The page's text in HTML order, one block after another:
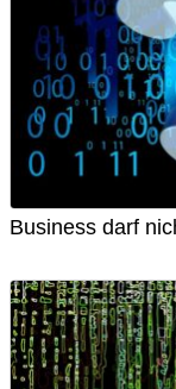
Business darf